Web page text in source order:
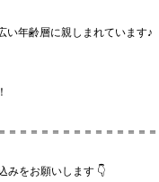
い年齢層に親しまれています♪
＝＝＝＝＝＝＝＝＝＝＝＝＝
みをお願いします 👇